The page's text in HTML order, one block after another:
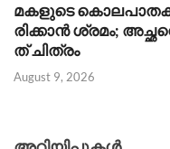
മകളുടെ
രിക്കാൻ ശ്രമം;
ത് ചിത്രം
August 9, 2026